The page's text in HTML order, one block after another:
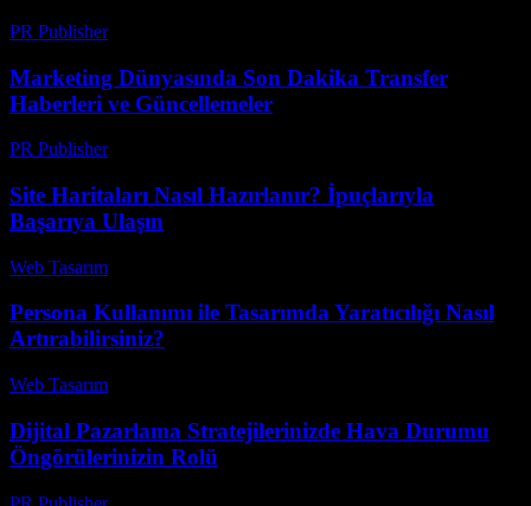
PR Publisher-
Marketing Dünyasında Son Dakika Transfer
Haberleri ve Güncellemeler
PR Publisher-
Site Haritaları Nasıl Hazırlanır? İpuçlarıyla
Başarıya Ulaşın
Web Tasarım
Persona Kullanımı ile Tasarımda Yaratıcılığı Nasıl
Artırabilirsiniz?
Web Tasarım
Dijital Pazarlama Stratejilerinizde Hava Durumu
Öngörülerinizin Rolü